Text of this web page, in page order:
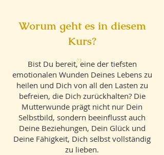
Worum geht es in diesem
Kurs?
Bist Du bereit, eine der tiefsten
emotionalen Wunden Deines Lebens zu
heilen und Dich von all den Lasten zu
befreien, die Dich zurückhalten? Die
Mutterwunde prägt nicht nur Dein
Selbstbild, sondern beeinflusst auch
Deine Beziehungen, Dein Glück und
Deine Fähigkeit, Dich selbst vollständig
zu lieben.